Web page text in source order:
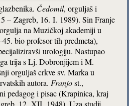
Čedomil, orguljaš i
– Zagreb, 16. I. 1989). Sin Franje
na Muzičkoj akademiji u
bio profesor tih predmeta),
urologiju. Nastupao
trija s Lj. Dobronjijem i M.
orguljaš crkve sv. Marka u
autora. Franjost.,
pedagog i pisac (Krapinica, kraj
12. XII. 1948). Uza studij